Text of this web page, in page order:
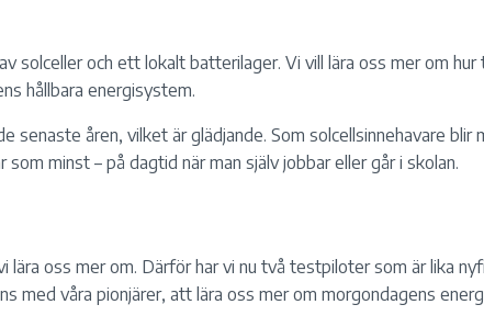
solceller och ett lokalt batterilager. Vi vill lära oss mer om hur
hållbara energisystem.
senaste åren, vilket är glädjande. Som solcellsinnehavare blir
minst – på dagtid när man själv jobbar eller går i skolan.
oss mer om. Därför har vi nu två testpiloter som är lika
med våra pionjärer, att lära oss mer om morgondagens